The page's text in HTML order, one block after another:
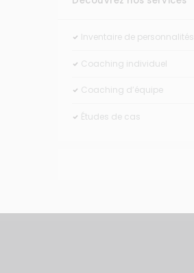
Inventaire de personnalités
Coaching individuel
Coaching d’équipe
Études de cas